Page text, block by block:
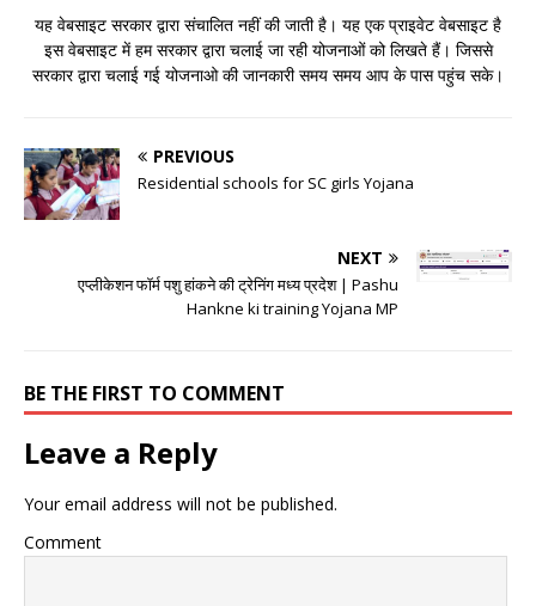
यह वेबसाइट सरकार द्वारा संचालित नहीं की जाती है। यह एक प्राइवेट वेबसाइट है
इस वेबसाइट में हम सरकार द्वारा चलाई जा रही योजनाओं को लिखते हैं। जिससे
सरकार द्वारा चलाई गई योजनाओ की जानकारी समय समय आप के पास पहुंच सके।
PREVIOUS
Residential schools for SC girls Yojana
NEXT
एप्लीकेशन फॉर्म पशु हांकने की ट्रेनिंग मध्य प्रदेश | Pashu
Hankne ki training Yojana MP
BE THE FIRST TO COMMENT
Leave a Reply
Your email address will not be published.
Comment